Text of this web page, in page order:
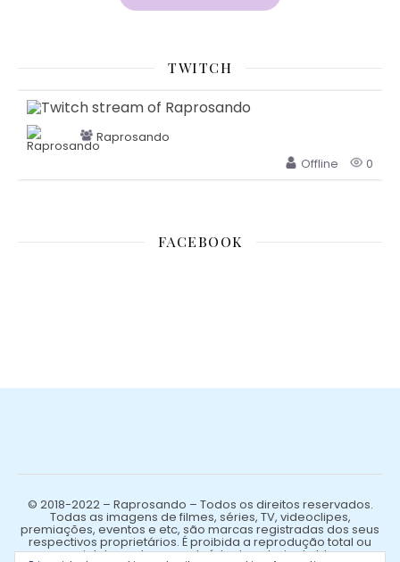
TWITCH
Raprosando
Offline
0
FACEBOOK
© 2018-2022 – Raprosando – Todos os direitos reservados.
Todas as imagens de filmes, séries, TV, videoclipes,
premiações, eventos e etc, são marcas registradas dos seus
respectivos proprietários. É proibida a reprodução total ou
parcial de qualquer conteúdo de autoria do blog.